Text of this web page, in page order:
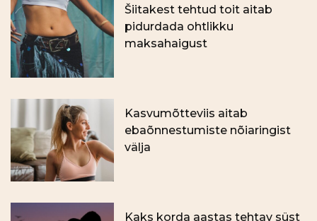
Šiitakest tehtud toit aitab
pidurdada ohtlikku
maksahaigust
Kasvumõtteviis aitab
ebaõnnestumiste nõiaringist
välja
Kaks korda aastas tehtav süst